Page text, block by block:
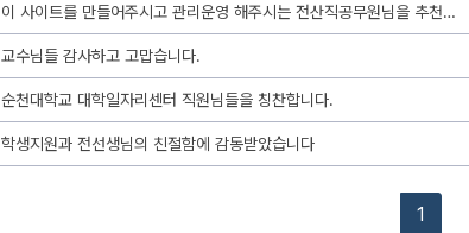
이 사이트를 만들어주시고 관리운영 해주시는 전산직공무원님을 추천합니다.
교수님들 감사하고 고맙습니다.
순천대학교 대학일자리센터 직원님들을 칭찬합니다.
학생지원과 전선생님의 친절함에 감동받았습니다
1